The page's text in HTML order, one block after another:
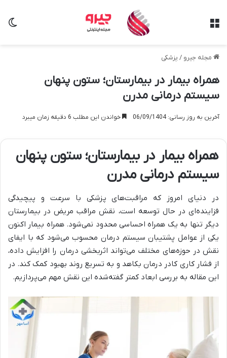
مجله جیرو / پزشکی
همراه بیمار در بیمارستان؛ ستون پنهان
سیستم درمانی مدرن
آخرین به روز رسانی: 06/09/1404 خواندن این مطلب 6 دقیقه زمان میبرد
همراه بیمار در بیمارستان؛ ستون پنهان
سیستم درمانی مدرن
در دنیای امروز که مراقبت‌های پزشکی با سرعت و پیچیدگی
فزاینده‌ای در حال توسعه است، نقش مراقب مریض در بیمارستان
دیگر تنها به یک همراه احساسی محدود نمی‌شود. همراه بیمار اکنون
یکی از عوامل پشتیبان سیستم درمان محسوب می‌شود که با ایفای
نقش در حوزه‌های مختلف می‌تواند اثربخشی درمان را افزایش داده،
از فشار کاری کادر درمان بکاهد و به تسریع روند بهبود کمک کند. در
این مقاله به بررسی ابعاد کمتر گفته‌شده این نقش مهم می‌پردازیم.